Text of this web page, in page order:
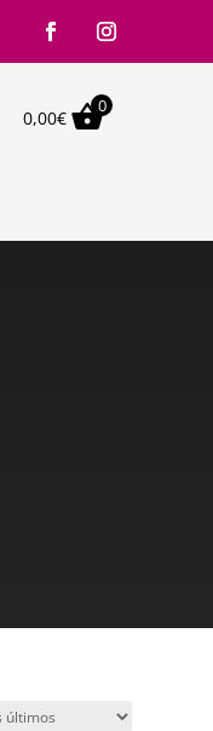
0,00€
0